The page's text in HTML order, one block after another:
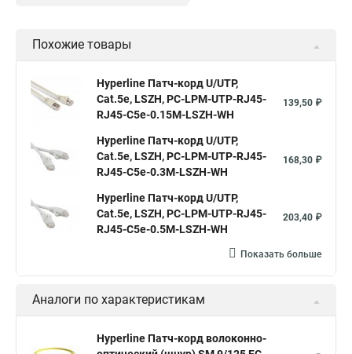
Похожие товары
Hyperline Патч-корд U/UTP,
Cat.5е, LSZH, PC-LPM-UTP-RJ45-
RJ45-C5e-0.15M-LSZH-WH
139,50 ₽
Hyperline Патч-корд U/UTP,
Cat.5е, LSZH, PC-LPM-UTP-RJ45-
RJ45-C5e-0.3M-LSZH-WH
168,30 ₽
Hyperline Патч-корд U/UTP,
Cat.5e, LSZH, PC-LPM-UTP-RJ45-
RJ45-C5e-0.5M-LSZH-WH
203,40 ₽
Показать больше
Аналоги по характеристикам
Hyperline Патч-корд волоконно-